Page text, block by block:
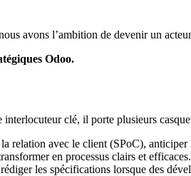
avons l’ambition de devenir un
Odoo.
clé, il porte plusieurs
relation avec le client (SPoC), anticiper
en processus clairs et efficaces.
les spécifications lorsque des